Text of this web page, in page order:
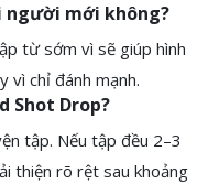
người mới không?
từ sớm vì sẽ giúp hình
vì chỉ đánh mạnh.
Shot Drop?
tập. Nếu tập đều 2–3
thiện rõ rệt sau khoảng